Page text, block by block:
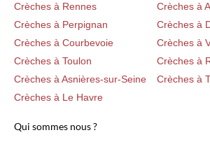
Crèches à Rennes
Crèches à
Crèches à Perpignan
Crèches à
Crèches à Courbevoie
Crèches à
Crèches à Toulon
Crèches à
Crèches à Asnières-sur-Seine
Crèches à
Crèches à Le Havre
Qui sommes nous ?